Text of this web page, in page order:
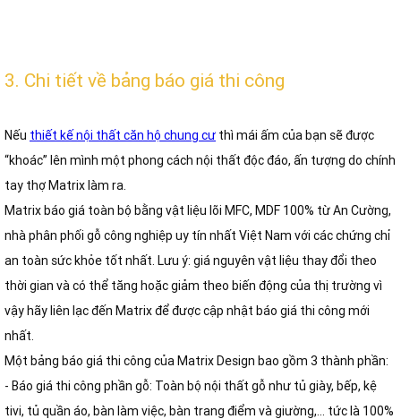
3. Chi tiết về bảng báo giá thi công
Nếu thiết kế nội thất căn hộ chung cư thì mái ấm của bạn sẽ được
“khoác” lên mình một phong cách nội thất độc đáo, ấn tượng do chính
tay thợ Matrix làm ra.
Matrix báo giá toàn bộ bằng vật liệu lõi MFC, MDF 100% từ An Cường,
nhà phân phối gỗ công nghiệp uy tín nhất Việt Nam với các chứng chỉ
an toàn sức khỏe tốt nhất. Lưu ý: giá nguyên vật liệu thay đổi theo
thời gian và có thể tăng hoặc giảm theo biến động của thị trường vì
vậy hãy liên lạc đến Matrix để được cập nhật báo giá thi công mới
nhất.
Một bảng báo giá thi công của Matrix Design bao gồm 3 thành phần:
- Báo giá thi công phần gỗ: Toàn bộ nội thất gỗ như tủ giày, bếp, kệ
tivi, tủ quần áo, bàn làm việc, bàn trang điểm và giường,... tức là 100%